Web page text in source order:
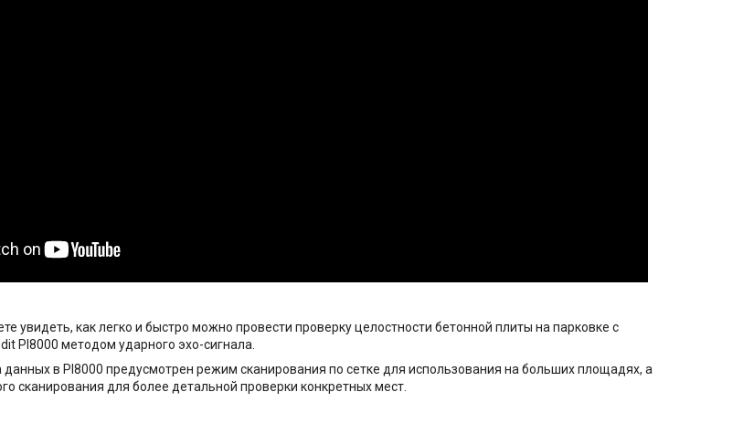
увидеть, как легко и быстро можно провести проверку целостности бетонной плиты на парковке с
PI8000 методом ударного эхо-сигнала.
в PI8000 предусмотрен режим сканирования по сетке для использования на больших площадях, а
сканирования для более детальной проверки конкретных мест.